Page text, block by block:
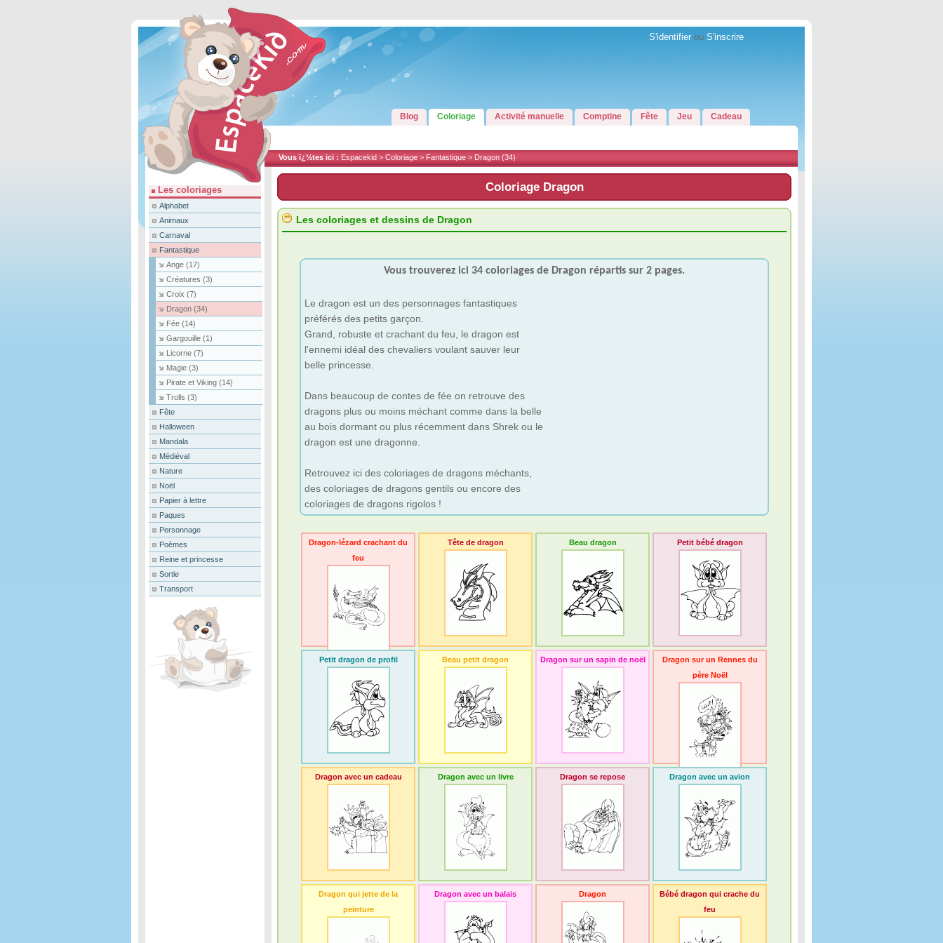
S'identifierou S'inscrire
Blog Coloriage Activité manuelle Comptine Fête Jeu Cadeau
Vous ï¿½tes ici : Espacekid > Coloriage > Fantastique > Dragon (34)
Les coloriages
Alphabet
Animaux
Carnaval
Fantastique
Ange (17)
Créatures (3)
Croix (7)
Dragon (34)
Fée (14)
Gargouille (1)
Licorne (7)
Magie (3)
Pirate et Viking (14)
Trolls (3)
Fête
Halloween
Mandala
Médiéval
Nature
Noël
Papier à lettre
Paques
Personnage
Poèmes
Reine et princesse
Sortie
Transport
Coloriage Dragon
Les coloriages et dessins de Dragon
Vous trouverez ici 34 coloriages de Dragon répartis sur 2 pages.
Le dragon est un des personnages fantastiques
préférés des petits garçon.
Grand, robuste et crachant du feu, le dragon est
l'ennemi idéal des chevaliers voulant sauver leur
belle princesse.
Dans beaucoup de contes de fée on retrouve des
dragons plus ou moins méchant comme dans la belle
au bois dormant ou plus récemment dans Shrek ou le
dragon est une dragonne.
Retrouvez ici des coloriages de dragons méchants,
des coloriages de dragons gentils ou encore des
coloriages de dragons rigolos !
Dragon-lézard crachant du
feu
Tête de dragon Beau dragon Petit bébé dragon
Petit dragon de profil Beau petit dragon Dragon sur un sapin de noël
Dragon sur un Rennes du
père Noël
Dragon avec un cadeau Dragon avec un livre Dragon se repose Dragon avec un avion
Dragon qui jette de la
peinture
Dragon avec un balais Dragon
Bébé dragon qui crache du
feu